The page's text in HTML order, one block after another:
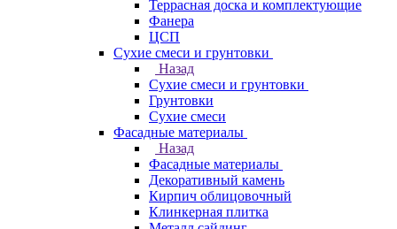
Террасная доска и комплектующие
Фанера
ЦСП
Сухие смеси и грунтовки
Назад
Сухие смеси и грунтовки
Грунтовки
Сухие смеси
Фасадные материалы
Назад
Фасадные материалы
Декоративный камень
Кирпич облицовочный
Клинкерная плитка